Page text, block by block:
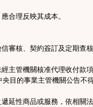
合理反映其成本。
審核、契約簽訂及定期查
主管機關核准代理收付款
目的事業主管機關公告不
延性商品或服務，依相關